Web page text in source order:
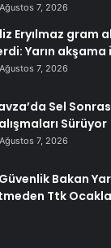
Ağustos 7, 2026
Eryılmaz gram
Yarın
Ağustos 7, 2026
Sel
Sürüyor
Ağustos 7, 2026
Bakan
Ttk